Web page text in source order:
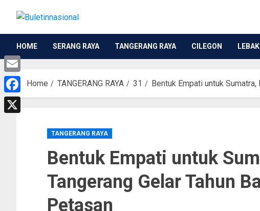
HOME SERANG RAYA TANGERANG RAYA CILEGON LEBAK
Home TANGERANG RAYA 31 Bentuk Empati untuk
TANGERANG RAYA
Bentuk Empati untuk
Tangerang Gelar Tahun
Petasan
Email
Facebook